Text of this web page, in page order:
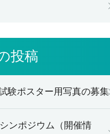
投稿
験ポスター用写真の募集
ンポジウム（開催情